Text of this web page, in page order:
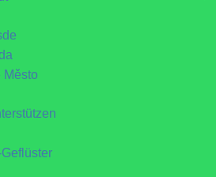
Město